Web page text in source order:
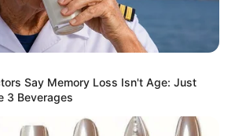
Say Memory Loss Isn't Age: Just
3 Beverages